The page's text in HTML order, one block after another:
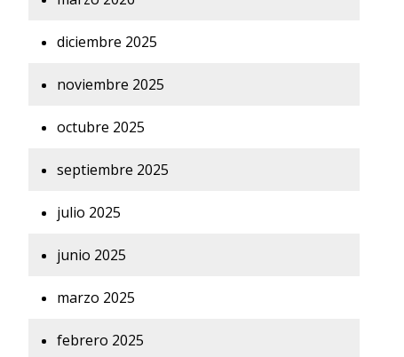
diciembre 2025
noviembre 2025
octubre 2025
septiembre 2025
julio 2025
junio 2025
marzo 2025
febrero 2025